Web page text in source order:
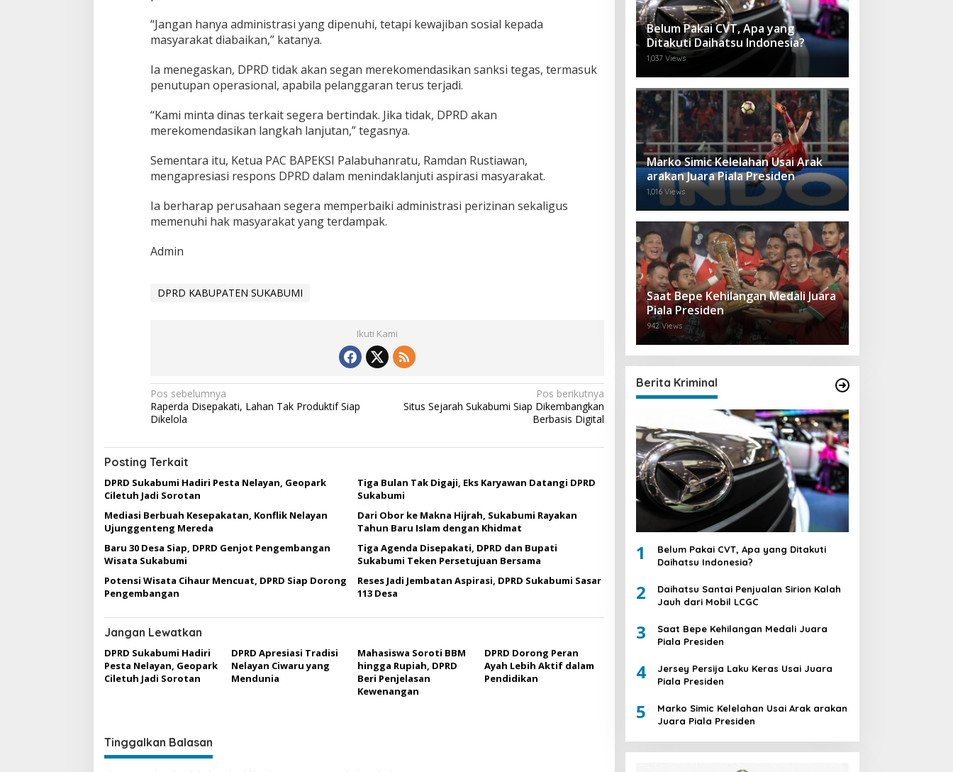
“Jangan hanya administrasi yang dipenuhi, tetapi kewajiban sosial kepada
masyarakat diabaikan,” katanya.
Ia menegaskan, DPRD tidak akan segan merekomendasikan sanksi tegas, termasuk
penutupan operasional, apabila pelanggaran terus terjadi.
“Kami minta dinas terkait segera bertindak. Jika tidak, DPRD akan
merekomendasikan langkah lanjutan,” tegasnya.
Sementara itu, Ketua PAC BAPEKSI Palabuhanratu, Ramdan Rustiawan,
mengapresiasi respons DPRD dalam menindaklanjuti aspirasi masyarakat.
Ia berharap perusahaan segera memperbaiki administrasi perizinan sekaligus
memenuhi hak masyarakat yang terdampak.
Admin
DPRD KABUPATEN SUKABUMI
Ikuti Kami
N
a
i
g
a
s
i
p
o
s
Pos sebelumnya
Raperda Disepakati, Lahan Tak Produktif Siap
Dikelola
Pos berikutnya
Situs Sejarah Sukabumi Siap Dikembangkan
Berbasis Digital
Posting Terkait
DPRD Sukabumi Hadiri Pesta Nelayan, Geopark
Ciletuh Jadi Sorotan
Tiga Bulan Tak Digaji, Eks Karyawan Datangi DPRD
Sukabumi
Mediasi Berbuah Kesepakatan, Konflik Nelayan
Ujunggenteng Mereda
Dari Obor ke Makna Hijrah, Sukabumi Rayakan
Tahun Baru Islam dengan Khidmat
Baru 30 Desa Siap, DPRD Genjot Pengembangan
Wisata Sukabumi
Tiga Agenda Disepakati, DPRD dan Bupati
Sukabumi Teken Persetujuan Bersama
Potensi Wisata Cihaur Mencuat, DPRD Siap Dorong
Pengembangan
Reses Jadi Jembatan Aspirasi, DPRD Sukabumi Sasar
113 Desa
Jangan Lewatkan
DPRD Sukabumi Hadiri
Pesta Nelayan, Geopark
Ciletuh Jadi Sorotan
DPRD Apresiasi Tradisi
Nelayan Ciwaru yang
Mendunia
Mahasiswa Soroti BBM
hingga Rupiah, DPRD
Beri Penjelasan
Kewenangan
DPRD Dorong Peran
Ayah Lebih Aktif dalam
Pendidikan
Tinggalkan Balasan
Belum Pakai CVT, Apa yang
Ditakuti Daihatsu Indonesia?
1,037 Views
Marko Simic Kelelahan Usai Arak
arakan Juara Piala Presiden
1,016 Views
Saat Bepe Kehilangan Medali Juara
Piala Presiden
942 Views
Berita Kriminal
1
Belum Pakai CVT, Apa yang Ditakuti
Daihatsu Indonesia?
2
Daihatsu Santai Penjualan Sirion Kalah
Jauh dari Mobil LCGC
3
Saat Bepe Kehilangan Medali Juara
Piala Presiden
4
Jersey Persija Laku Keras Usai Juara
Piala Presiden
5
Marko Simic Kelelahan Usai Arak arakan
Juara Piala Presiden